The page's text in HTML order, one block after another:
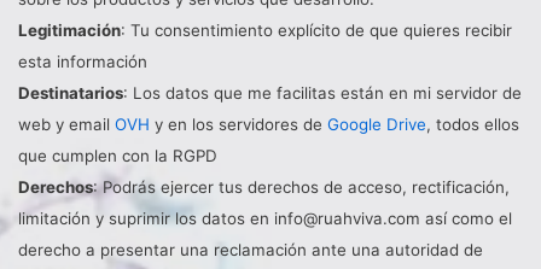
Legitimación: Tu consentimiento explícito de que quieres recibir
esta información
Destinatarios: Los datos que me facilitas están en mi servidor de
web y email OVH y en los servidores de Google Drive, todos ellos
que cumplen con la RGPD
Derechos: Podrás ejercer tus derechos de acceso, rectificación,
limitación y suprimir los datos en info@ruahviva.com así como el
derecho a presentar una reclamación ante una autoridad de